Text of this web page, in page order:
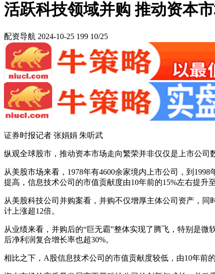
活跃科技领域并购 推动资本
配资导航 2024-10-25 199 10/25
证券时报记者 张娟娟 朱听武
纵观全球股市，推动资本市场走向繁荣并非仅仅是上市公司
从美股市场来看，1978年有4600余家境内上市公司，到
提高，信息技术公司的市值贡献度由10年前的15%左右提升
从美股科技公司并购案看，并购不仅增厚主体公司资产，
计上涨超12倍。
从业绩来看，并购后的“巨无霸”整体实现了腾飞，特别是微
后净利润复合增长率也超30%。
相比之下，A股信息技术公司的市值贡献度较低，由10年前的